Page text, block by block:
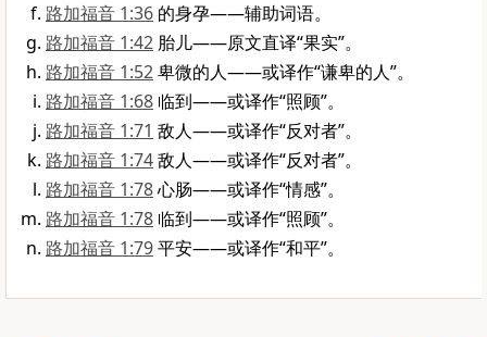
路加福音 1:36 的身孕——辅助词语。
路加福音 1:42 胎儿——原文直译“果实”。
路加福音 1:52卑微的人——或译作“谦卑的人”。
路加福音 1:68 临到——或译作“照顾”。
路加福音 1:71 敌人——或译作“反对者”。
路加福音 1:74敌人——或译作“反对者”。
路加福音 1:78心肠——或译作“情感”。
路加福音 1:78 临到——或译作“照顾”。
路加福音 1:79平安——或译作“和平”。